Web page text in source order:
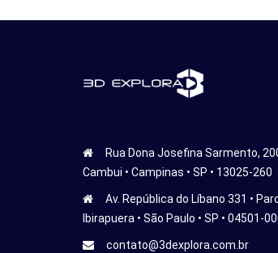
Rua Dona Josefina Sarmento,
Cambui • Campinas • SP • 13025-260
Av. República do Líbano 331 •
Ibirapuera • São Paulo • SP • 04501-
contato@3dexplora.com.br